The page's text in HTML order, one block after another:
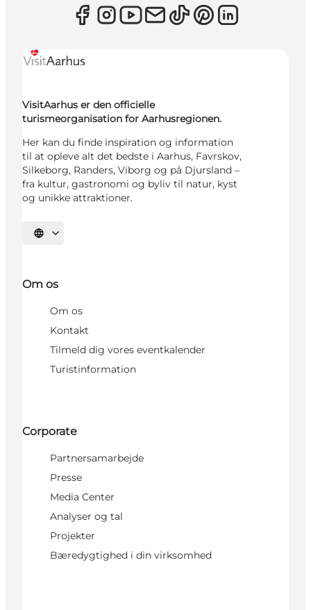
VisitAarhus er den officielle
turismeorganisation for Aarhusregionen.
Her kan du finde inspiration og information
til at opleve alt det bedste i Aarhus, Favrskov,
Silkeborg, Randers, Viborg og på Djursland –
fra kultur, gastronomi og byliv til natur, kyst
og unikke attraktioner.
Vælg sprog
Om os
Om os
Kontakt
Tilmeld dig vores eventkalender
Turistinformation
Corporate
Partnersamarbejde
Presse
Media Center
Analyser og tal
Projekter
Bæredygtighed i din virksomhed